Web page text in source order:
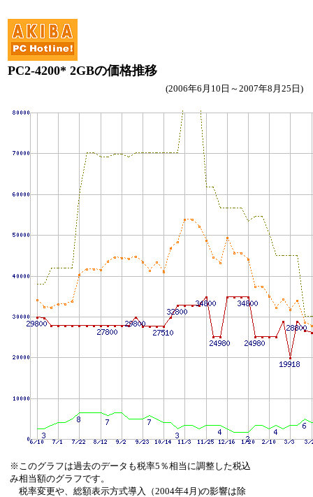
PC2-4200* 2GBの価格推移
(2006年6月10日～2007年8月25日)
※このグラフは過去のデータも税率5％相当に調整した税込
み相当額のグラフです。
税率変更や、総額表示方式導入（2004年4月)の影響は除